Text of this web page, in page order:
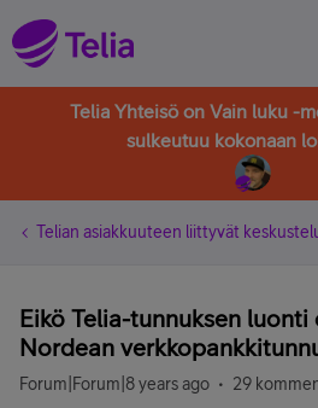
Telia Yhteisö on Vain luku -
sulkeutuu kokonaan
Telian asiakkuuteen liittyvät
Eikö Telia-tunnuksen
Nordean
Forum|Forum|8 years ago 29